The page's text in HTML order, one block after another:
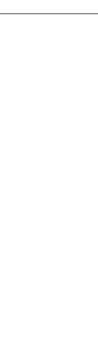
Instagram
en Facebook